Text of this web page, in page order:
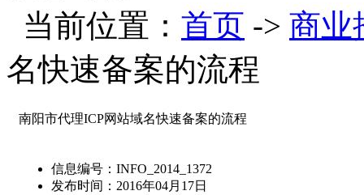
当前位置： 首页 -> 商业
名快速备案的流程
南阳市代理ICP网站域名快速备案的流程
信息编号： INFO_2014_1372
发布时间： 2016年04月17日